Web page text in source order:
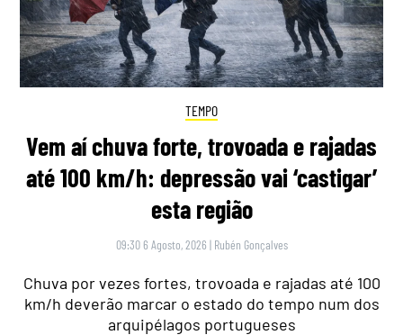
TEMPO
Vem aí chuva forte, trovoada e rajadas
até 100 km/h: depressão vai ‘castigar’
esta região
09:30 6 Agosto, 2026 | Rubén Gonçalves
Chuva por vezes fortes, trovoada e rajadas até 100
km/h deverão marcar o estado do tempo num dos
arquipélagos portugueses